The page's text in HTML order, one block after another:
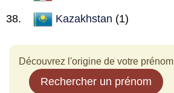
Kazakhstan (1)
Découvrez l'origine de votre prénom
Rechercher un prénom